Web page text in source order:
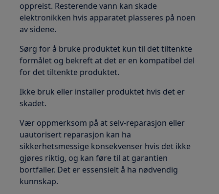
oppreist. Resterende vann kan skade
elektronikken hvis apparatet plasseres på noen
av sidene.
Sørg for å bruke produktet kun til det tiltenkte
formålet og bekreft at det er en kompatibel del
for det tiltenkte produktet.
Ikke bruk eller installer produktet hvis det er
skadet.
Vær oppmerksom på at selv-reparasjon eller
uautorisert reparasjon kan ha
sikkerhetsmessige konsekvenser hvis det ikke
gjøres riktig, og kan føre til at garantien
bortfaller. Det er essensielt å ha nødvendig
kunnskap.